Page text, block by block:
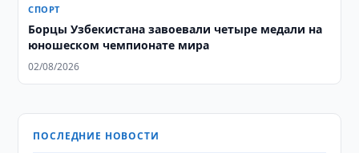
СПОРТ
Борцы Узбекистана завоевали четыре медали на
юношеском чемпионате мира
02/08/2026
ПОСЛЕДНИЕ НОВОСТИ